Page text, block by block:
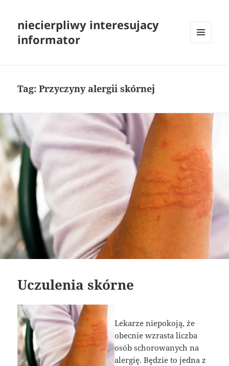
niecierpliwy interesujacy
informator
Tag:Przyczyny alergii skórnej
Uczulenia skórne
Lekarze niepokoją, że
obecnie wzrasta liczba
osób schorowanych na
alergię. Będzie to jedna z